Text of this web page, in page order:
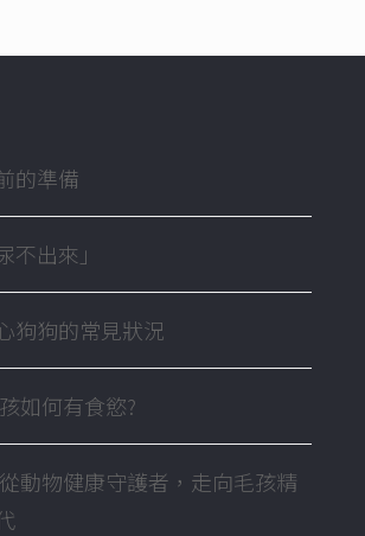
的準備
不出來」
狗狗的常見狀況
如何有食慾?
動物健康守護者，走向毛孩精